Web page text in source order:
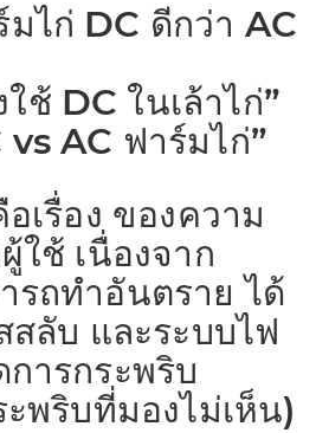
มไก่ DC ดีกว่า AC
ช้ DC ในเล้าไก่”
vs AC ฟาร์มไก่”
เรื่อง ของความ
ใช้ เนื่องจาก
รถทำอันตราย ได้
สลับ และระบบไฟ
ารกระพริบ
พริบที่มองไม่เห็น)